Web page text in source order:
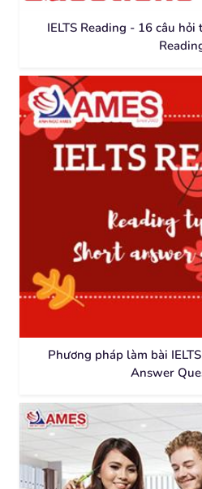
IELTS Reading - 16 câu
Phương pháp làm bài IELTS Reading dạng Short
Answer